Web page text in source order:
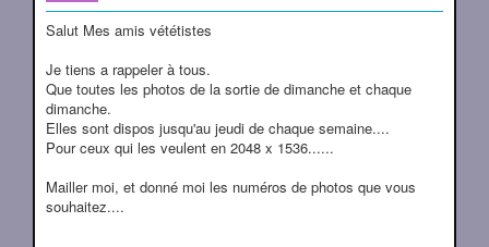
Salut Mes amis vététistes
Je tiens a rappeler à tous.
Que toutes les photos de la sortie de dimanche et chaque
dimanche.
Elles sont dispos jusqu'au jeudi de chaque semaine....
Pour ceux qui les veulent en 2048 x 1536......
Mailler moi, et donné moi les numéros de photos que vous
souhaitez....